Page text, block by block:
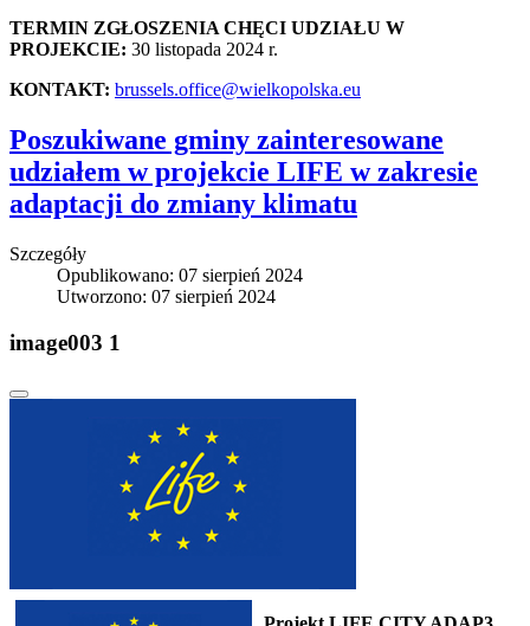
TERMIN ZGŁOSZENIA CHĘCI UDZIAŁU W
PROJEKCIE: 30 listopada 2024 r.
KONTAKT: brussels.office@wielkopolska.eu
Poszukiwane gminy zainteresowane
udziałem w projekcie LIFE w zakresie
adaptacji do zmiany klimatu
Szczegóły
Opublikowano: 07 sierpień 2024
Utworzono: 07 sierpień 2024
image003 1